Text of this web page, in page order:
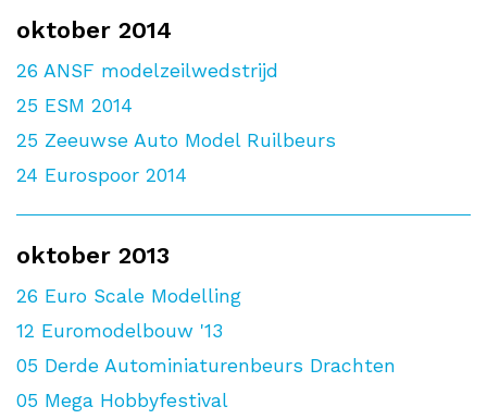
oktober 2014
26 ANSF modelzeilwedstrijd
25 ESM 2014
25 Zeeuwse Auto Model Ruilbeurs
24 Eurospoor 2014
oktober 2013
26 Euro Scale Modelling
12 Euromodelbouw '13
05 Derde Autominiaturenbeurs Drachten
05 Mega Hobbyfestival